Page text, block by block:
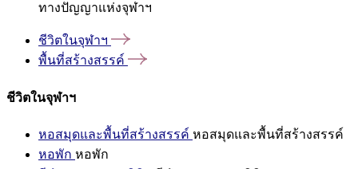
ทางปัญญาแห่งจุฬาฯ
ชีวิตในจุฬาฯ
พื้นที่สร้างสรรค์
ชีวิตในจุฬาฯ
หอสมุดและพื้นที่สร้างสรรค์ หอสมุดและพื้นที่สร้างสรรค์
หอพัก หอพัก